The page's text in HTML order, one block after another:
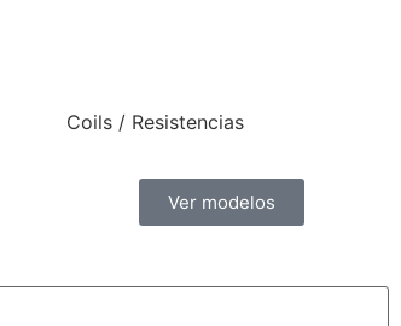
Coils / Resistencias
Ver modelos